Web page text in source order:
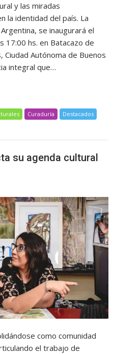
y las miradas
la identidad del país. La
se inaugurará el
17:00 hs. en Batacazo de
Ciudad Autónoma de Buenos
integral que…
Curaduría
Destacados
su agenda cultural
como comunidad
el trabajo de